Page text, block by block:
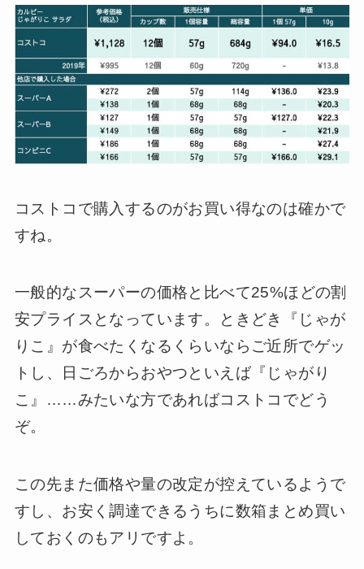
コストコで購入するのがお買い得なのは確かで
すね。
一般的なスーパーの価格と比べて25%ほどの割
安プライスとなっています。ときどき『じゃが
りこ』が食べたくなるくらいならご近所でゲッ
トし、日ごろからおやつといえば『じゃがり
こ』……みたいな方であればコストコでどう
ぞ。
この先また価格や量の改定が控えているようで
すし、お安く調達できるうちに数箱まとめ買い
しておくのもアリですよ。